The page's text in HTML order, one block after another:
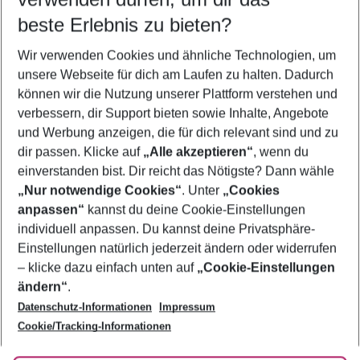
5-8 Nächte
2 Erwachsene Keine Kinder
Mehr Filter anzeigen
Footer
Footer navigation
Über uns
AGB
Bestpreisgarantie
Cookie-Einstellungen ändern
Cookie-Richtlinie
Agenturbetreuung
Barrierefreies Reisen
Folge uns
beste Erlebnis zu bieten?
Wir verwenden Cookies und ähnliche Technologien, um
unsere Webseite für dich am Laufen zu halten. Dadurch
können wir die Nutzung unserer Plattform verstehen und
verbessern, dir Support bieten sowie Inhalte, Angebote
und Werbung anzeigen, die für dich relevant sind und zu
dir passen. Klicke auf „Alle akzeptieren“, wenn du
einverstanden bist. Dir reicht das Nötigste? Dann wähle
„Nur notwendige Cookies“. Unter „Cookies
anpassen“ kannst du deine Cookie-Einstellungen
individuell anpassen. Du kannst deine Privatsphäre-
Einstellungen natürlich jederzeit ändern oder widerrufen
– klicke dazu einfach unten auf „Cookie-Einstellungen
ändern“.
Datenschutz-Informationen
Impressum
Cookie/Tracking-Informationen